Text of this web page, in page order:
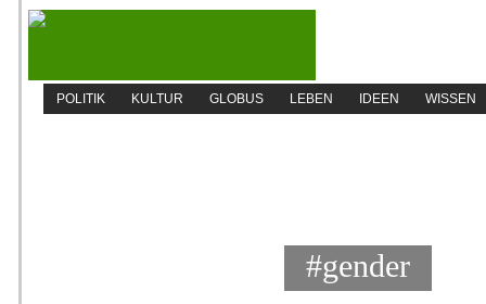
POLITIK KULTUR GLOBUS LEBEN IDEEN WISSEN
#gender